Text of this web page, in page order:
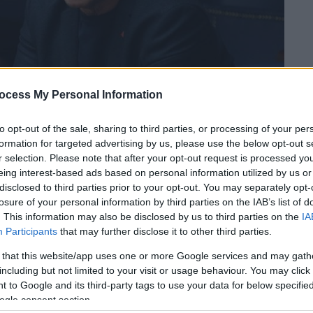
My Personal Information
opt-out of the sale, sharing to third parties, or processing of your
for targeted advertising by us, please use the below opt-out
selection. Please note that after your opt-out request is processed
interest-based ads based on personal information utilized by us
to third parties prior to your opt-out. You may separately
of your personal information by third parties on the IAB’s list of
This information may also be disclosed by us to third parties on the
Participants that may further disclose it to other third parties.
that this website/app uses one or more Google services and may
but not limited to your visit or usage behaviour. You may
to Google and its third-party tags to use your data for below
consent section.
το ΕΘΝΟΣ στη Google
κτίρια στηνΕλλάδα, παρά τη ρητή
στις οικοδομικές κατασκευές
των ευρωβουλευτών τουΣΥΡΙΖΑκαι
με ερώτησή του στηνΕυρωπαϊκή
κίνδυνο την υγεία τωνεργαζομένων».